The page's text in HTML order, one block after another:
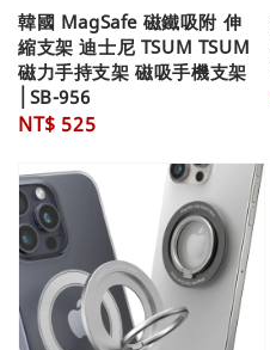
韓國 MagSafe 磁鐵吸附 伸
縮支架 迪士尼 TSUM TSUM
磁力手持支架 磁吸手機支架
│SB-956
Regular
NT$ 525